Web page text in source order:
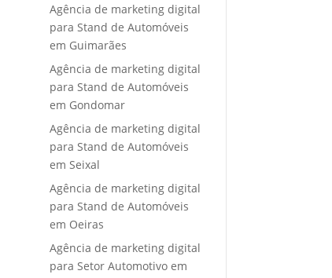
Agência de marketing digital
para Stand de Automóveis
em Guimarães
Agência de marketing digital
para Stand de Automóveis
em Gondomar
Agência de marketing digital
para Stand de Automóveis
em Seixal
Agência de marketing digital
para Stand de Automóveis
em Oeiras
Agência de marketing digital
para Setor Automotivo em